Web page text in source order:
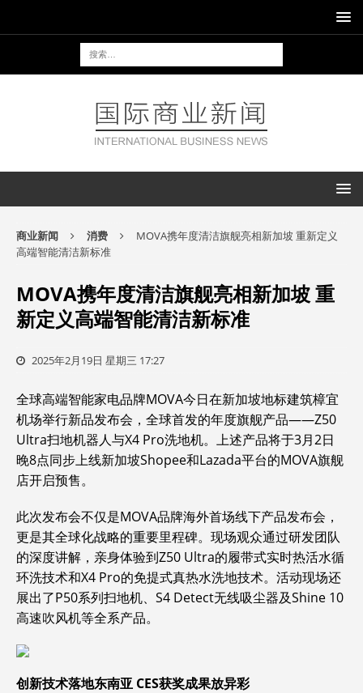
商业新闻 消费
MOVA携年度清洁旗舰亮相新加坡 重新定义
高端智能清洁新标准
MOVA携年度清洁旗舰亮相新加坡 重
新定义高端智能清洁新标准
2025年2月19日 星期三 17:27
全球高端智能家电品牌MOVA今日在新加坡地标建筑樟宜
机场举行新品发布会，全球首发的年度旗舰产品——Z50
Ultra扫地机器人与X4 Pro洗地机。上述产品将于3月2日
晚8点同步上线新加坡Shopee和Lazada平台的MOVA旗舰
店开启预售。
此次发布会不仅是MOVA品牌海外首场线下产品发布会，
更是其全球化战略的重要里程碑。现场观众通过研发团队
的深度讲解，亲身体验到Z50 Ultra的履带式实时热活水循
环洗技术和X4 Pro的免提式真热水洗地技术。活动现场还
展出了P50系列扫地机、S4 Detect无线吸尘器及Shine 10
高速吹风机等全系产品。
创新技术落地东南亚 CES获奖成果放异彩